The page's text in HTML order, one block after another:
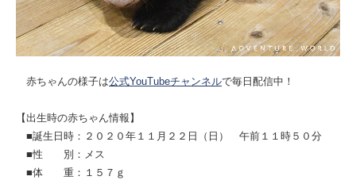
赤ちゃんの様子は公式YouTubeチャンネルで毎日配信中！
【出生時の赤ちゃん情報】
■誕生日時：２０２０年１１月２２日（日） 午前１１時５０分
■性 別：メス
■体 重：１５７ｇ